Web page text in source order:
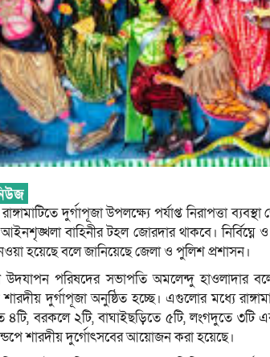
রাঙ্গামাটিতে দুর্গাপূজা উপলক্ষ্যে পর্যাপ্ত নিরাপত্তা
আইনশৃঙ্খলা বাহিনীর টহল জোরদার থাকবে।
হয়েছে বলে জানিয়েছে জেলা ও পুলিশ প্রশাসন।
পরিষদের সভাপতি অমলেন্দু হাওলাদার
দুর্গাপূজা অনুষ্ঠিত হচ্ছে। এগুলোর মধ্যে
৪টি, বরকলে ২টি, বাঘাইছড়িতে ৫টি, লংগদুতে ৩টি
শারদীয় দুর্গোৎসবের আয়োজন করা হয়েছে।